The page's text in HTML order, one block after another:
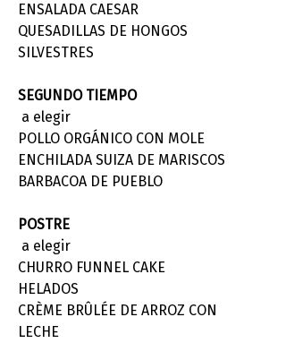
ENSALADA CAESAR
QUESADILLAS DE HONGOS
SILVESTRES
SEGUNDO TIEMPO
a elegir
POLLO ORGÁNICO CON MOLE
ENCHILADA SUIZA DE MARISCOS
BARBACOA DE PUEBLO
POSTRE
a elegir
CHURRO FUNNEL CAKE
HELADOS
CRÈME BRÛLÉE DE ARROZ CON
LECHE